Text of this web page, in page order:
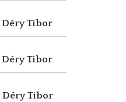
Déry Tibor
Déry Tibor
Déry Tibor